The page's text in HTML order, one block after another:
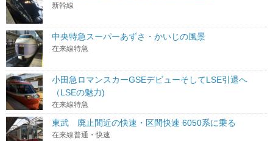
新幹線
中央特急スーパーあずさ・かいじの風景
在来線特急
小田急ロマンスカーGSEデビューそしてLSE引退へ
（LSEの魅力)
在来線特急
東武 廃止間近の快速・区間快速 6050系に乗る
在来線普通・快速